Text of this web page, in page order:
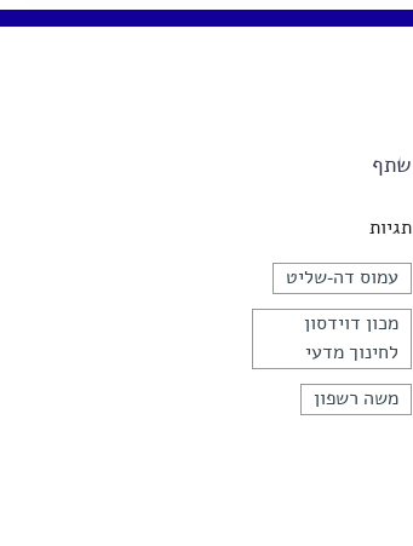
שתף
תגיות
עמוס דה-שליט
מכון דוידסון
לחינוך מדעי
משה רשפון